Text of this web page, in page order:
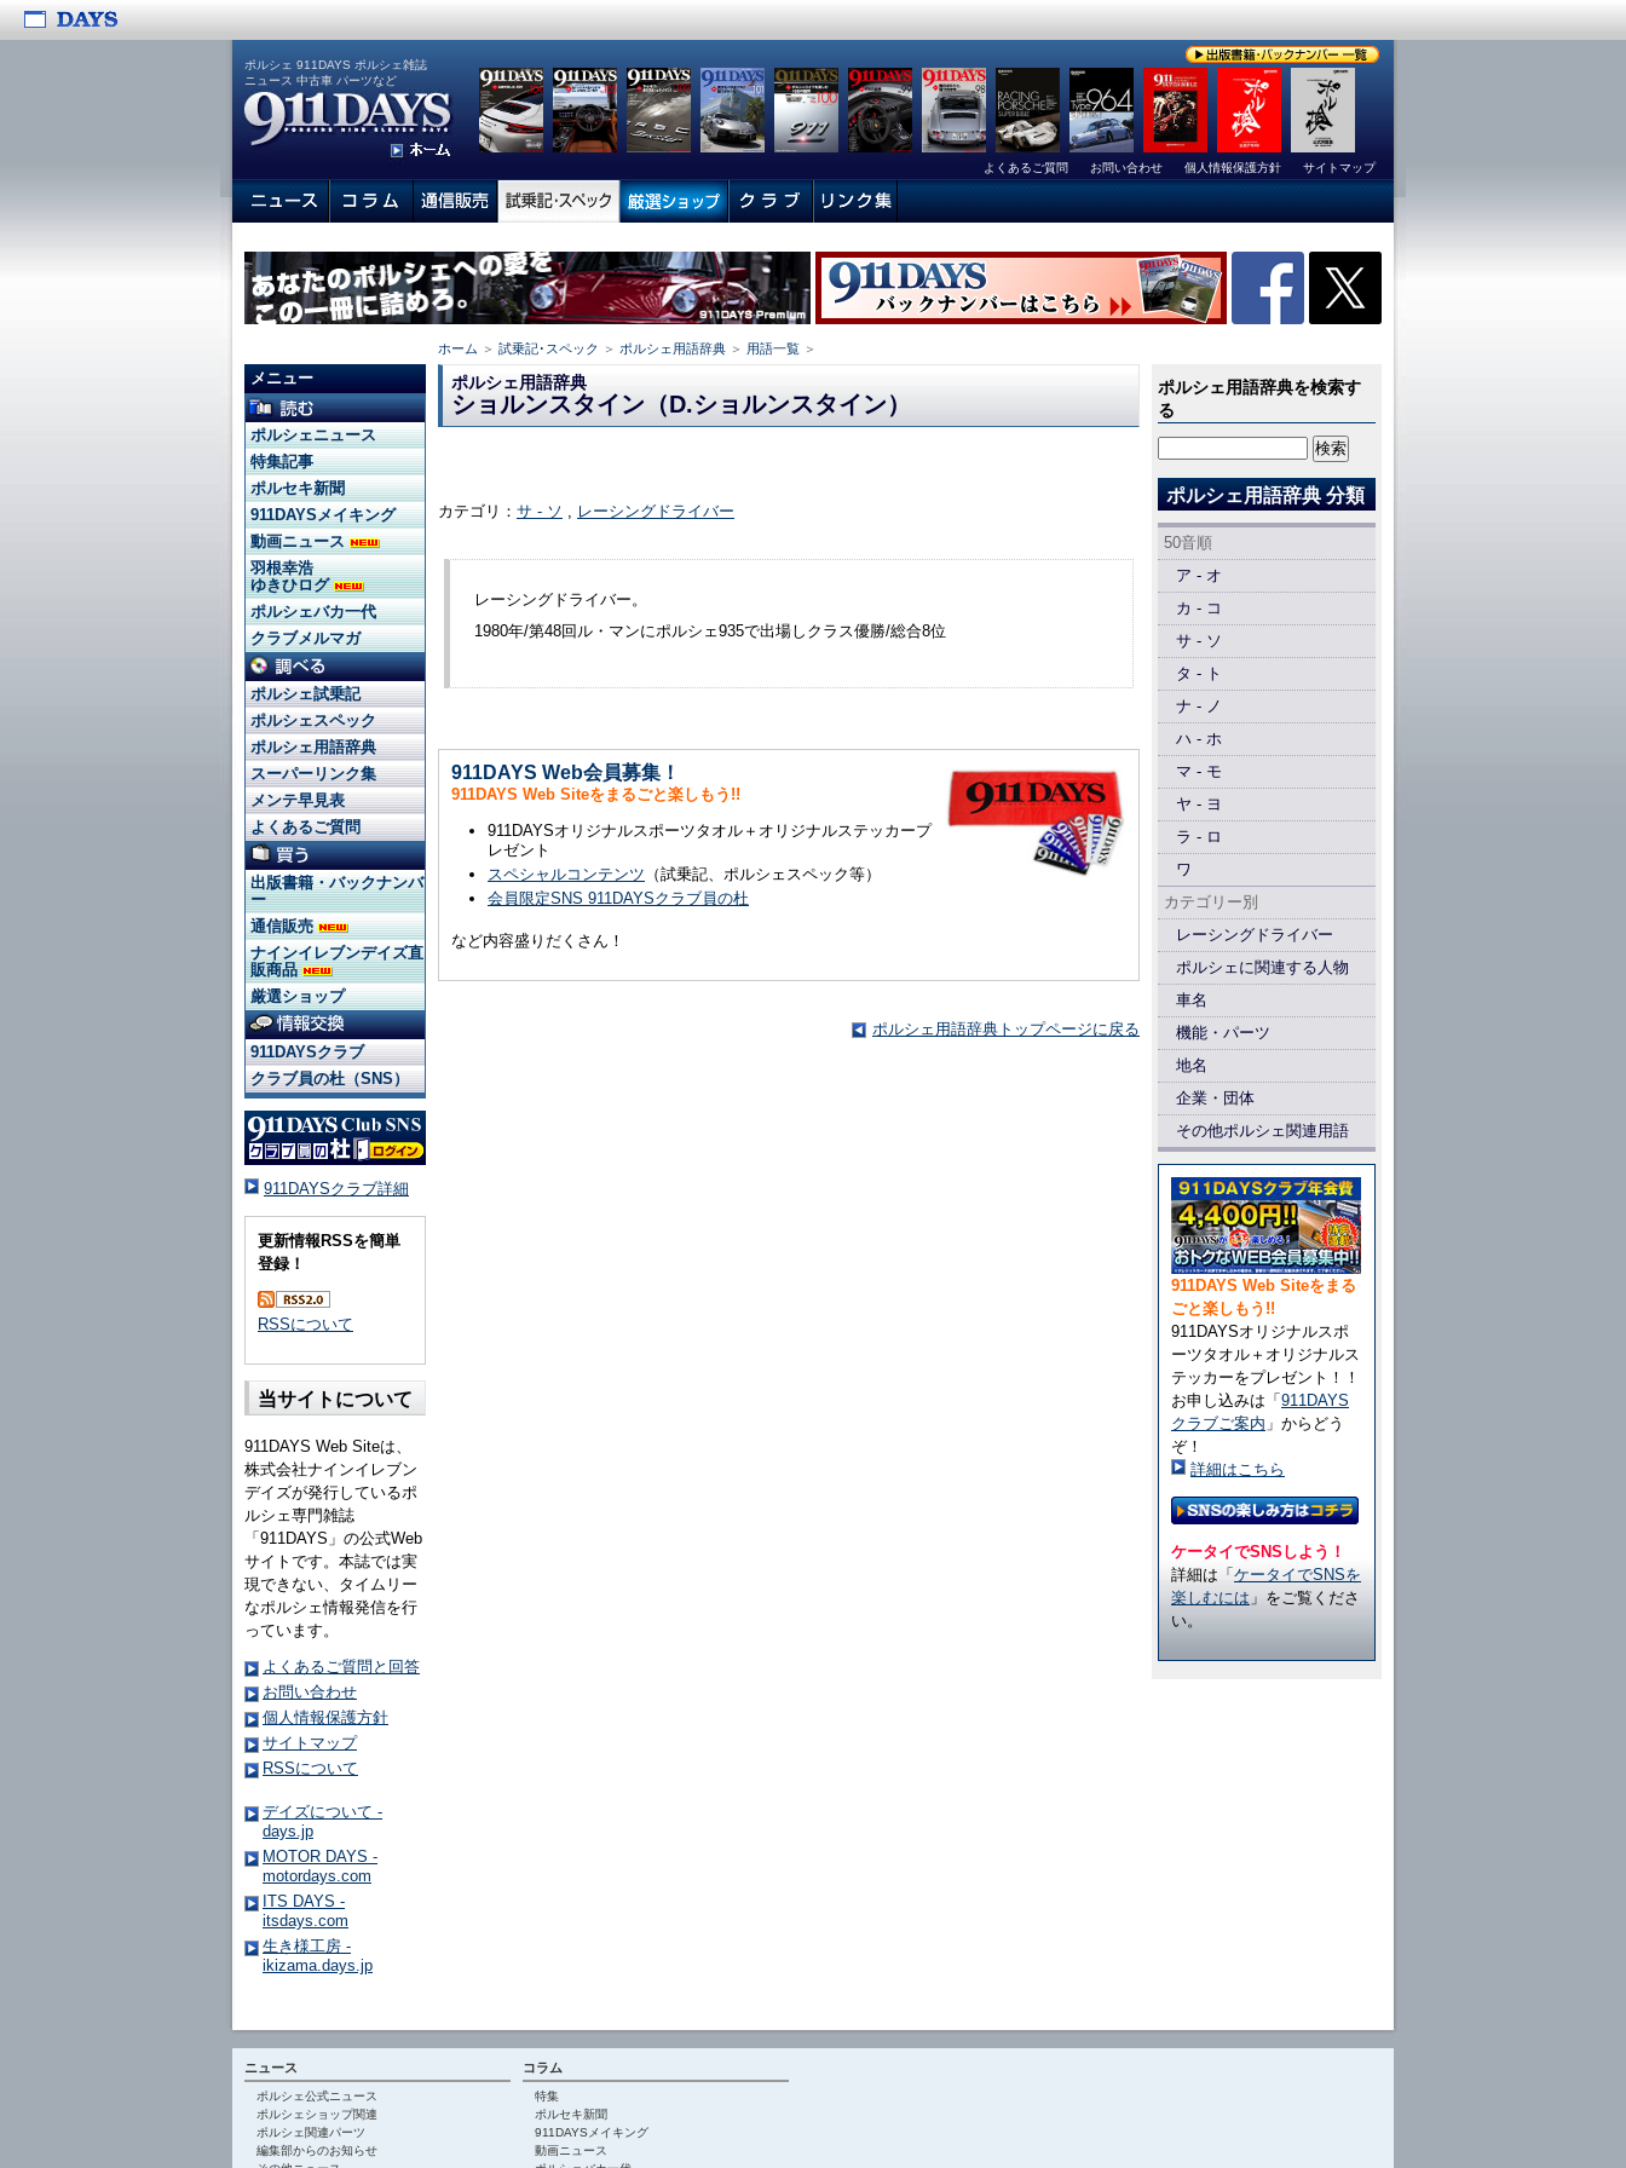
ポルシェ 911DAYS ポルシェ雑誌
ニュース 中古車 パーツなど
ホーム ＞ 試乗記･スペック ＞ ポルシェ用語辞典 ＞ 用語一覧 ＞
ポルシェ用語辞典
ショルンスタイン（D.ショルンスタイン）
カテゴリ： サ - ソ レーシングドライバー
レーシングドライバー。
1980年/第48回ル・マンにポルシェ935で出場しクラス優勝/総合8位
911DAYS Web会員募集！
911DAYS Web Siteをまるごと楽しもう!!
911DAYSオリジナルスポーツタオル＋オリジナルステッカープ
レゼント
スペシャルコンテンツ （試乗記、ポルシェスペック等）
会員限定SNS 911DAYSクラブ員の杜
など内容盛りだくさん！
ポルシェ用語辞典トップページに戻る
ポルシェ用語辞典を検索す
る
ポルシェ用語辞典 分類
50音順
ア - オ
カ - コ
サ - ソ
タ - ト
ナ - ノ
ハ - ホ
マ - モ
ヤ - ヨ
ラ - ロ
ワ
カテゴリー別
レーシングドライバー
ポルシェに関連する人物
車名
機能・パーツ
地名
企業・団体
その他ポルシェ関連用語
911DAYS Web Siteをまる
ごと楽しもう!!
911DAYSオリジナルスポ
ーツタオル＋オリジナルス
テッカーをプレゼント！！
お申し込みは「 911DAYS
クラブご案内 」からどう
ぞ！
詳細はこちら
ケータイでSNSしよう！
詳細は「 ケータイでSNSを
楽しむには 」をご覧くださ
い。
メニュー
ポルシェニュース
特集記事
ポルセキ新聞
911DAYSメイキング
動画ニュース
羽根幸浩
ゆきひログ
ポルシェバカ一代
クラブメルマガ
ポルシェ試乗記
ポルシェスペック
ポルシェ用語辞典
スーパーリンク集
メンテ早見表
よくあるご質問
出版書籍・バックナンバ
ー
通信販売
ナインイレブンデイズ直
販商品
厳選ショップ
911DAYSクラブ
クラブ員の杜（SNS）
911DAYSクラブ詳細
更新情報RSSを簡単
登録！
RSSについて
当サイトについて
911DAYS Web Siteは、
株式会社ナインイレブン
デイズが発行しているポ
ルシェ専門雑誌
「911DAYS」の公式Web
サイトです。本誌では実
現できない、タイムリー
なポルシェ情報発信を行
っています。
よくあるご質問と回答
お問い合わせ
個人情報保護方針
サイトマップ
RSSについて
デイズについて -
days.jp
MOTOR DAYS -
motordays.com
ITS DAYS -
itsdays.com
生き様工房 -
ikizama.days.jp
よくあるご質問 お問い合わせ 個人情報保護方針 サイトマップ
ニュース
ポルシェ公式ニュース
ポルシェショップ関連
ポルシェ関連パーツ
編集部からのお知らせ
コラム
特集
ポルセキ新聞
911DAYSメイキング
動画ニュース